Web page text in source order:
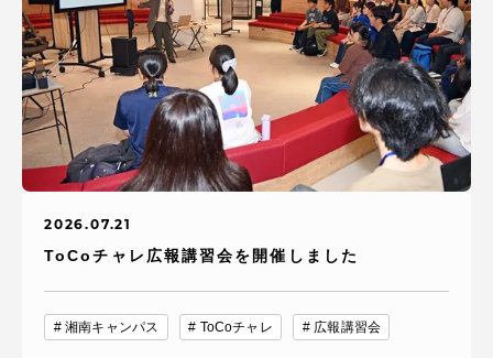
2026.07.21
ToCoチャレ広報講習会を開催しました
湘南キャンパス ToCoチャレ 広報講習会